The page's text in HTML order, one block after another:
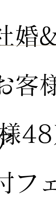
婚
客
48
フ